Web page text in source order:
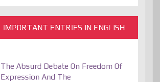
IMPORTANT ENTRIES IN ENGLISH
The Absurd Debate On Freedom Of
Expression And The